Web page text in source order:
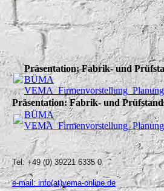
Präsentation: Fabrik- und
BÜMA
Präsentation: Fabrik- und
BÜMA
Tel: +49 (0) 39221 6335 0
e-mail: info(at)vema-online.de